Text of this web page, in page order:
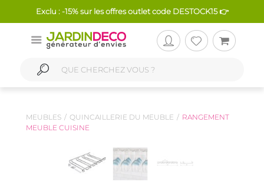
Exclu : -15% sur les offres outlet code DESTOCK15 👉
MEUBLES QUINCAILLERIE DU MEUBLE
RANGEMENT
MEUBLE CUISINE